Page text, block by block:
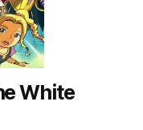
White